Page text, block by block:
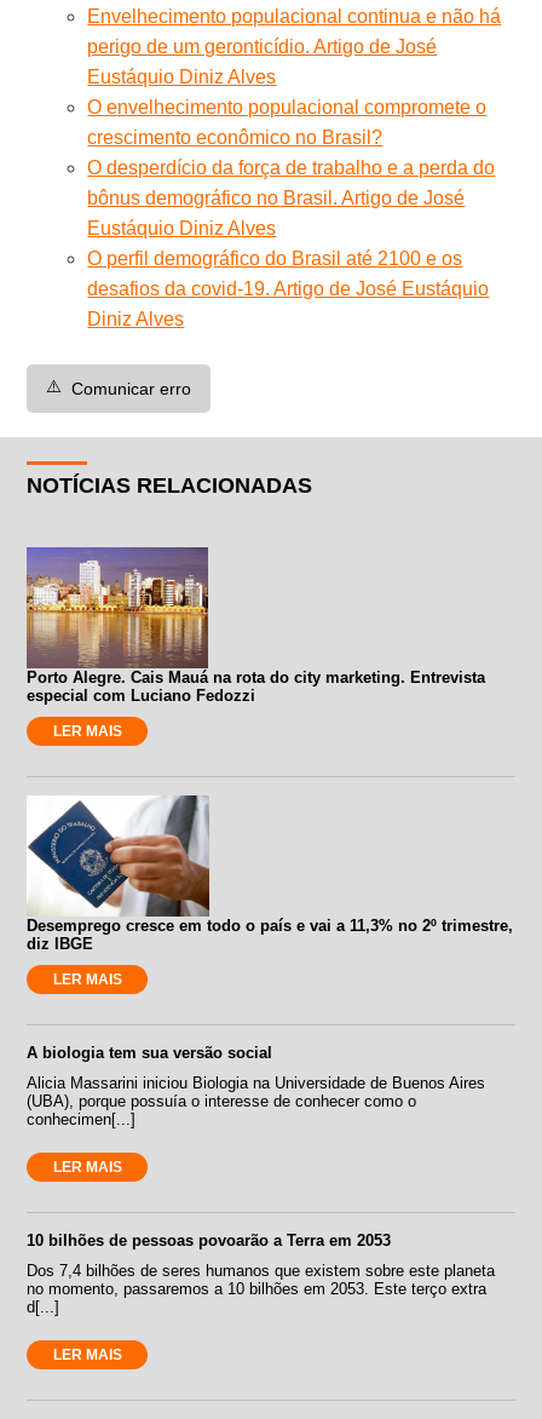
Envelhecimento populacional continua e não há
perigo de um geronticídio. Artigo de José
Eustáquio Diniz Alves
O envelhecimento populacional compromete o
crescimento econômico no Brasil?
O desperdício da força de trabalho e a perda do
bônus demográfico no Brasil. Artigo de José
Eustáquio Diniz Alves
O perfil demográfico do Brasil até 2100 e os
desafios da covid-19. Artigo de José Eustáquio
Diniz Alves
⚠️ Comunicar erro
NOTÍCIAS RELACIONADAS
Porto Alegre. Cais Mauá na rota do city marketing. Entrevista
especial com Luciano Fedozzi
LER MAIS
Desemprego cresce em todo o país e vai a 11,3% no 2º trimestre,
diz IBGE
LER MAIS
A biologia tem sua versão social
Alicia Massarini iniciou Biologia na Universidade de Buenos Aires
(UBA), porque possuía o interesse de conhecer como o
conhecimen[...]
LER MAIS
10 bilhões de pessoas povoarão a Terra em 2053
Dos 7,4 bilhões de seres humanos que existem sobre este planeta
no momento, passaremos a 10 bilhões em 2053. Este terço extra
d[...]
LER MAIS